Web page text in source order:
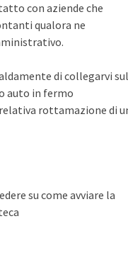
con aziende che
qualora ne
di collegarvi sul
auto in fermo
rottamazione di
su come avviare la